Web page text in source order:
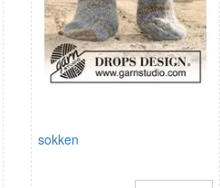
sokken